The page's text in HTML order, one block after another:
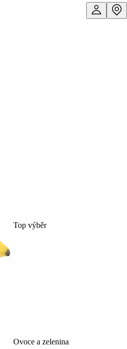
Top výběr
Ovoce a zelenina